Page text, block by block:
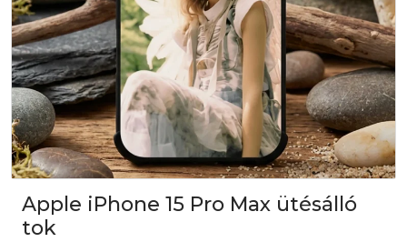
Apple iPhone 15 Pro Max ütésálló
tok